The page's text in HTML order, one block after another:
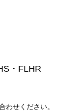
・FLHR
わせください。